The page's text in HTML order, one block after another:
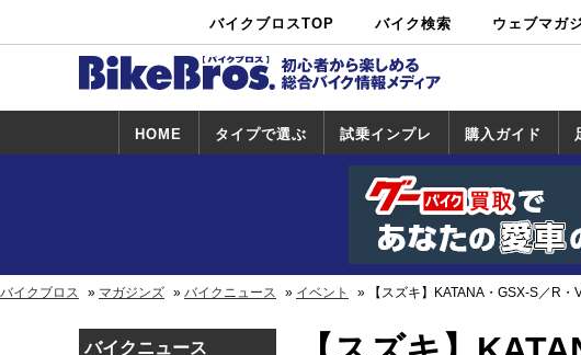
バイクブロスTOP バイク検索
中古バイ
ク・新車検
カタログ検
索
ショップ検
索
ウェブマガ
HOME タイプで選ぶ 試乗インプレ
試乗インプレ
一覧
ホンダ
ヤマハ
スズキ
カワサキ
ハーレー
BMW
トライアンフ
ドゥカティ
購入ガイド
一覧
バイクブロス マガジンズ バイクニュース イベント 【スズキ】KATANA・GSX-S／R
バイクニュース